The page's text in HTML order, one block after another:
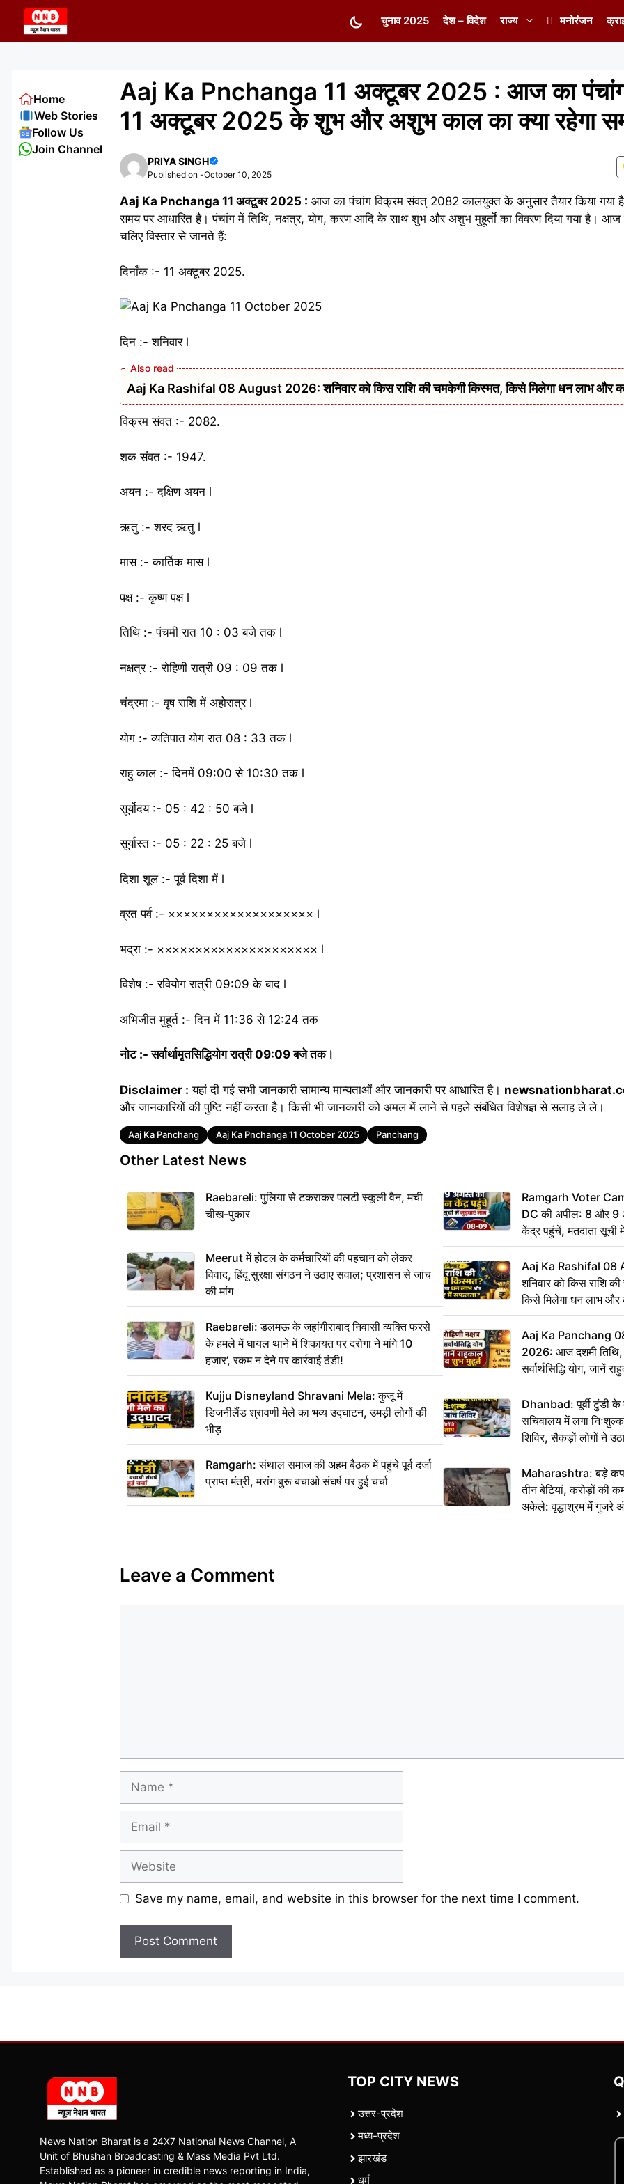
content
चुनाव 2025 देश – विदेश राज्य मनोरंजन
Aaj Ka Pnchanga 11 अक्टूबर 2025 : आज का
11 अक्टूबर 2025 के शुभ और अशुभ काल का क्या रहेगा
PRIYA SINGH
Published on -October 10, 2025
Aaj Ka Pnchanga 11 अक्टूबर 2025 : आज का पंचांग विक्रम संवत् 2082 कालयुक्त के अनुसार तैयार किया गया
समय पर आधारित है। पंचांग में तिथि, नक्षत्र, योग, करण आदि के साथ शुभ और अशुभ मुहूर्तों का विवरण दिया गया है। आज
चलिए विस्तार से जानते हैं:
दिनाँक :- 11 अक्टूबर 2025.
दिन :- शनिवार l
Aaj Ka Rashifal 08 August 2026: शनिवार को किस राशि की चमकेगी किस्मत, किसे मिलेगा धन लाभ और
विक्रम संवत :- 2082.
शक संवत :- 1947.
अयन :- दक्षिण अयन l
ऋतु :- शरद ऋतु l
मास :- कार्तिक मास l
पक्ष :- कृष्ण पक्ष l
तिथि :- पंचमी रात 10 : 03 बजे तक l
नक्षत्र :- रोहिणी रात्री 09 : 09 तक l
चंद्रमा :- वृष राशि में अहोरात्र l
योग :- व्यतिपात योग रात 08 : 33 तक l
राहु काल :- दिनमें 09:00 से 10:30 तक l
सूर्योदय :- 05 : 42 : 50 बजे l
सूर्यास्त :- 05 : 22 : 25 बजे l
दिशा शूल :- पूर्व दिशा में l
व्रत पर्व :- ××××××××××××××××××× l
भद्रा :- ××××××××××××××××××××× l
विशेष :- रवियोग रात्री 09:09 के बाद l
अभिजीत मुहूर्त :- दिन में 11:36 से 12:24 तक
नोट :- सर्वार्थामृतसिद्धियोग रात्री 09:09 बजे तक।
Disclaimer : यहां दी गई सभी जानकारी सामान्य मान्यताओं और जानकारी पर आधारित है।
और जानकारियों की पुष्टि नहीं करता है। किसी भी जानकारी को अमल में लाने से पहले संबंधित विशेषज्ञ से सलाह ले ले।
Tags
Aaj Ka Panchang Aaj Ka Pnchanga 11 October 2025 Panchang
Other Latest News
Raebareli: पुलिया से टकराकर पलटी स्कूली वैन, मची
चीख-पुकार
Meerut में होटल के कर्मचारियों की पहचान को लेकर
विवाद, हिंदू सुरक्षा संगठन ने उठाए सवाल; प्रशासन से जांच
की मांग
Raebareli: डलमऊ के जहांगीराबाद निवासी व्यक्ति फरसे
के हमले में घायल थाने में शिकायत पर दरोगा ने मांगे 10
हजार’, रकम न देने पर कार्रवाई ठंडी!
Kujju Disneyland Shravani Mela: कुजू में
डिजनीलैंड श्रावणी मेले का भव्य उद्घाटन, उमड़ी लोगों की
भीड़
Ramgarh: संथाल समाज की अहम बैठक में पहुंचे पूर्व दर्जा
प्राप्त मंत्री, मरांग बुरू बचाओ संघर्ष पर हुई चर्चा
Ramgarh Voter
DC की अपील: 8 और 9
केंद्र पहुंचें, मतदाता सूची
Aaj Ka Rashifal 08
शनिवार को किस राशि
किसे मिलेगा धन लाभ
Aaj Ka Panchang
2026: आज दशमी तिथि,
सर्वार्थसिद्धि योग, जानें
Dhanbad: पूर्वी टुंडी के
सचिवालय में लगा
शिविर, सैकड़ों लोगों ने
Maharashtra: बड़े
तीन बेटियां, करोड़ों की
अकेले: वृद्धाश्रम में गुजरे
रुपये भेजकर कहा– अंतिम
Leave a Comment
Save my name, email, and website in this browser for the next time I comment.
Home
Web Stories
Follow Us
Join Channel
News Nation Bharat is a 24X7 National News Channel, A
Unit of Bhushan Broadcasting & Mass Media Pvt Ltd.
Established as a pioneer in credible news reporting in India,
TOP CITY NEWS
उत्तर-प्रदेश
मध्य-प्रदेश
झारखंड
धर्म